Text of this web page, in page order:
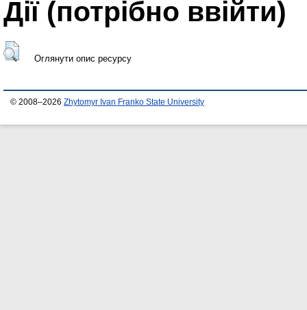
Дії ​​(потрібно ввійти)
Оглянути опис ресурсу
© 2008–2026 Zhytomyr Ivan Franko State University